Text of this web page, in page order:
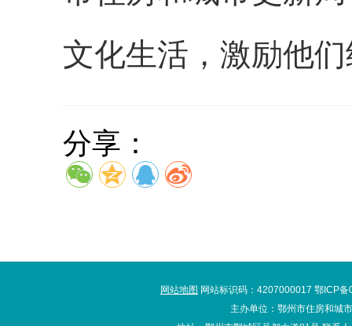
文化生活，激励他
分享：
网站地图 网站标识码：4207000017 鄂ICP
主办单位：鄂州市住房和城